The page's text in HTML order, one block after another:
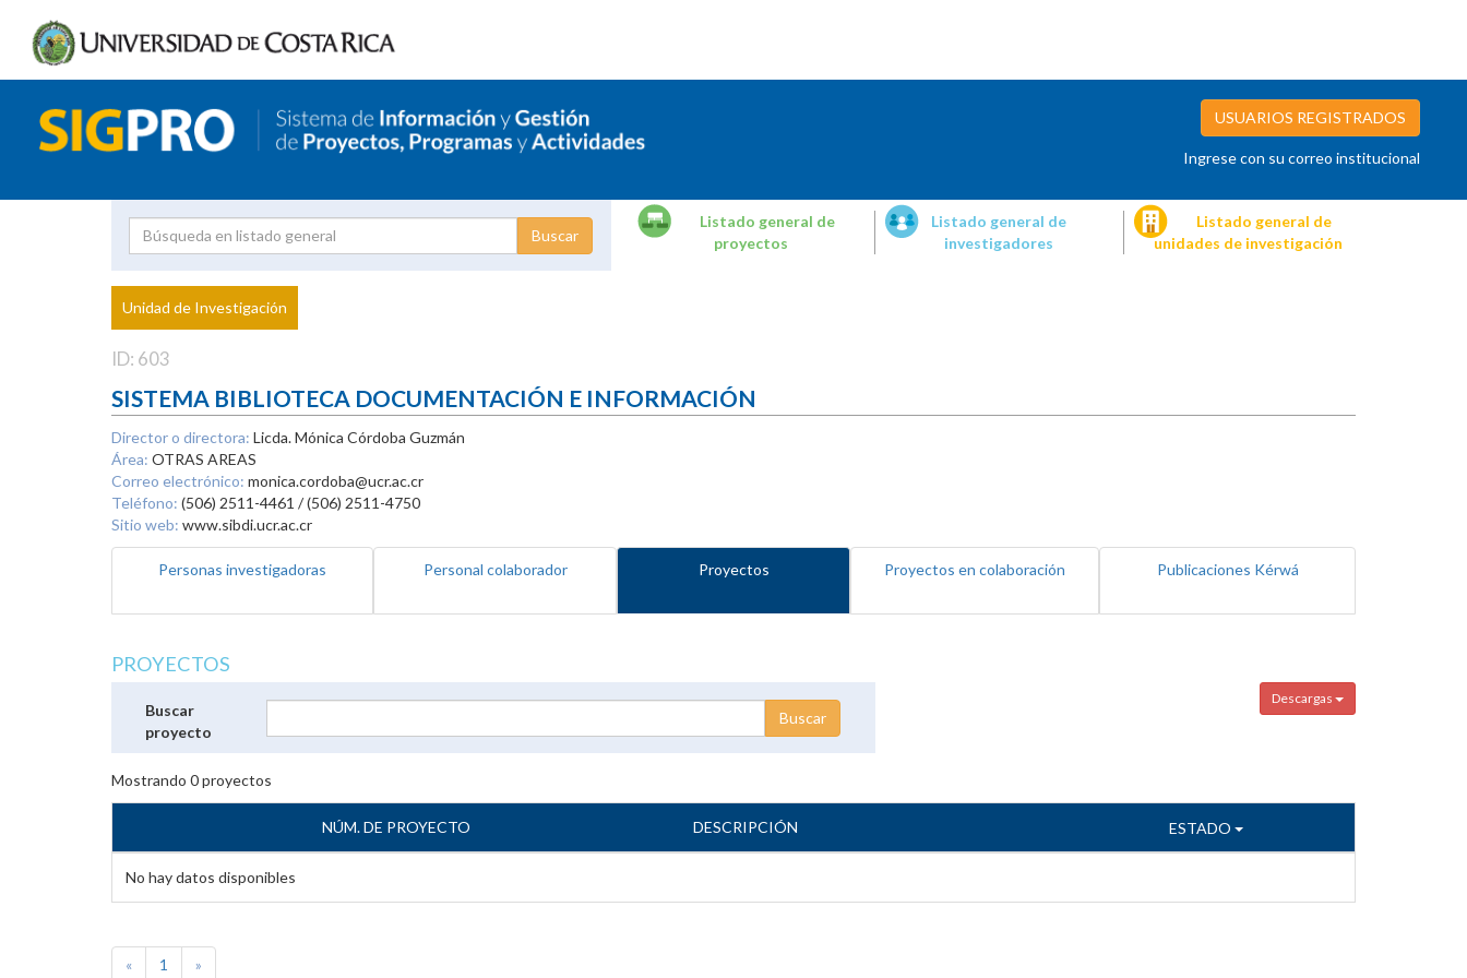
USUARIOS REGISTRADOS
Ingrese con su correo institucional
Proyecto
Investigador
Listado general de
proyectos
Listado general de
investigadores
Listado general de
unidades de investigación
Unidad de Investigación
ID: 603
SISTEMA BIBLIOTECA DOCUMENTACIÓN E INFORMACIÓN
Director o directora: Licda. Mónica Córdoba Guzmán
Área: OTRAS AREAS
Correo electrónico: monica.cordoba@ucr.ac.cr
Teléfono: (506) 2511-4461 / (506) 2511-4750
Sitio web: www.sibdi.ucr.ac.cr
Personas investigadoras Personal colaborador Proyectos Proyectos en colaboración Publicaciones Kérwá
PROYECTOS
Descargas
Buscar
proyecto
Mostrando 0proyectos
NÚM. DE PROYECTO DESCRIPCIÓN ESTADO
No hay datos disponibles
« 1 »